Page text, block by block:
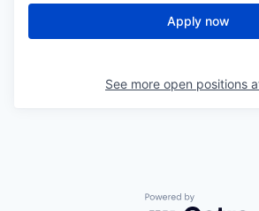
Apply now
See more open positions
Powered by